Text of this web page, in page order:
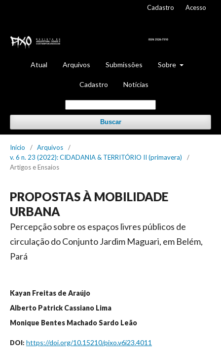
Atual Arquivos Submissões Sobre
Cadastro Notícias
Buscar
Cadastro Acesso
Início / Arquivos
/
v. 6 n. 23 (2022): CIDADANIA & TERRITÓRIO II (primavera)
/
Artigos e Ensaios
PROPOSTAS À MOBILIDADE
URBANA
Percepção sobre os espaços livres públicos de
circulação do Conjunto Jardim Maguari, em Belém,
Pará
Kayan Freitas de Araújo
Alberto Patrick Cassiano Lima
Monique Bentes Machado Sardo Leão
DOI: https://doi.org/10.15210/pixo.v6i23.4011